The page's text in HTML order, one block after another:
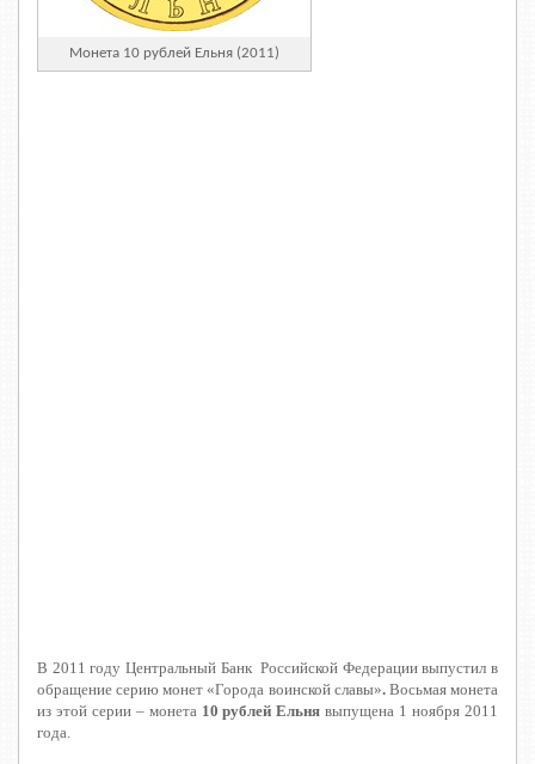
Монета 10 рублей Ельня (2011)
В 2011 году Центральный Банк Российской Федерации выпустил в
обращение серию монет «Города воинской славы».Восьмая монета
из этой серии – монета 10 рублей Ельня выпущена 1 ноября 2011
года.